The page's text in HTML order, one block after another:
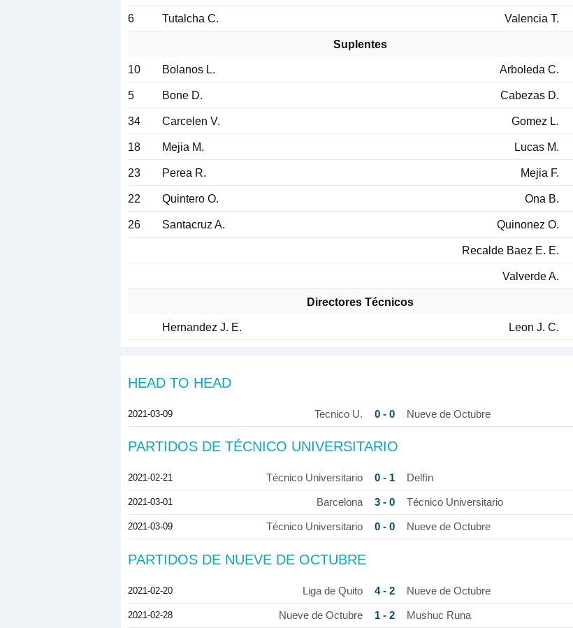
6 Tutalcha C. Valencia T.
Suplentes
10
Bolanos L. Arboleda C.
5 Bone D. Cabezas D.
34 Carcelen V. Gomez L.
18 Mejia M. Lucas M.
23 Perea R. Mejia F.
22 Quintero O. Ona B.
26 Santacruz A. Quinonez O.
Recalde Baez E. E.
Valverde A.
Directores Técnicos
Hernandez J. E.
Leon J. C.
HEAD TO HEAD
2021-03-09 Tecnico U. 0 - 0 Nueve de Octubre
PARTIDOS DE TÉCNICO UNIVERSITARIO
2021-02-21 Técnico Universitario 0 - 1 Delfín
2021-03-01 Barcelona 3 - 0 Técnico Universitario
2021-03-09 Técnico Universitario 0 - 0 Nueve de Octubre
PARTIDOS DE NUEVE DE OCTUBRE
2021-02-20 Liga de Quito 4 - 2 Nueve de Octubre
2021-02-28 Nueve de Octubre 1 - 2 Mushuc Runa